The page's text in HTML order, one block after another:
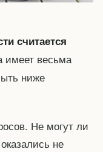
считается
имеет весьма
ниже
Не могут ли
не